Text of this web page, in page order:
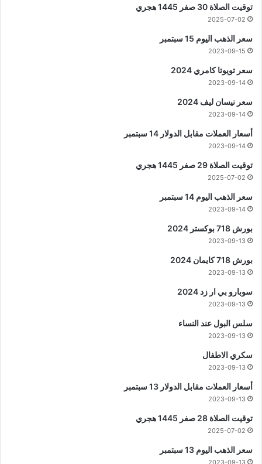
توقيت الصلاة 30 صفر 1445 هجري
2025-07-02
سعر الذهب اليوم 15 سبتمبر
2023-09-15
سعر تويوتا كامري 2024
2023-09-14
سعر نيسان ليف 2024
2023-09-14
أسعار العملات مقابل الدولار 14 سبتمبر
2023-09-14
توقيت الصلاة 29 صفر 1445 هجري
2025-07-02
سعر الذهب اليوم 14 سبتمبر
2023-09-14
بورش 718 بوكستر 2024
2023-09-13
بورش 718 كايمان 2024
2023-09-13
سوبارو بي ار زد 2024
2023-09-13
سلس البول عند النساء
2023-09-13
سكري الاطفال
2023-09-13
أسعار العملات مقابل الدولار 13 سبتمبر
2023-09-13
توقيت الصلاة 28 صفر 1445 هجري
2025-07-02
سعر الذهب اليوم 13 سبتمبر
2023-09-13